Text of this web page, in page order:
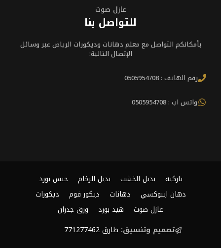
عازل صوت
للتواصل بنا
بأمكانكم التواصل مع معلم دهانات وديكورات الرياض عبر وسائل
الإتصال التالية:
رقم الهاتف : 0505954708
واتس اب : 0505954708
باركيه بديل الخشب بديل الرخام
جبس بورد
دهان ايبوكسي
دهانات ديكور فوم
ديكورات
عازل صوت
هيد بورد
ورق جدران
تصميم وتنسيق: طارق 771277462